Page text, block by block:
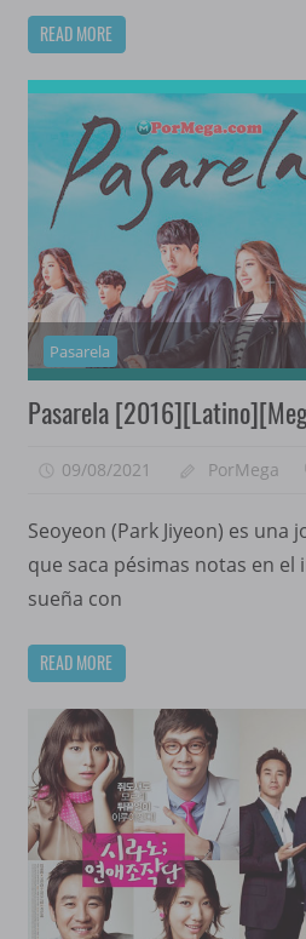
READ MORE
Pasarela
Pasarela
09/08/2021 PorMega
Seoyeon (Park Jiyeon) es una
que saca pésimas notas en
sueña con
READ MORE